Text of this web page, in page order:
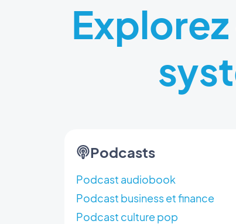
Podcasts
Podcast audiobook
Podcast business et finance
Podcast culture pop